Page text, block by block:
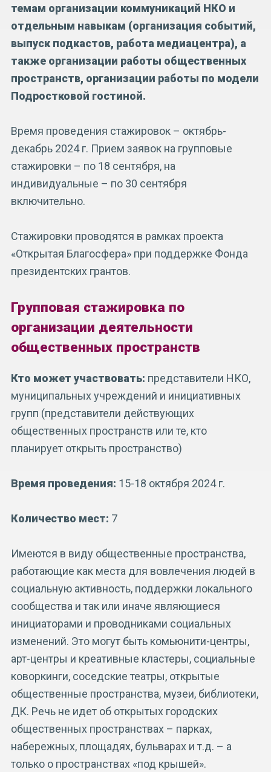
темам организации коммуникаций НКО и
отдельным навыкам (организация событий,
выпуск подкастов, работа медиацентра), а
также организации работы общественных
пространств, организации работы по модели
Подростковой гостиной.
Время проведения стажировок – октябрь-
декабрь 2024 г. Прием заявок на групповые
стажировки – по 18 сентября, на
индивидуальные – по 30 сентября
включительно.
Стажировки проводятся в рамках проекта
«Открытая Благосфера» при поддержке Фонда
президентских грантов.
Групповая стажировка по
организации деятельности
общественных пространств
Кто может участвовать: представители НКО,
муниципальных учреждений и инициативных
групп (представители действующих
общественных пространств или те, кто
планирует открыть пространство)
Время проведения: 15-18 октября 2024 г.
Количество мест: 7
Имеются в виду общественные пространства,
работающие как места для вовлечения людей в
социальную активность, поддержки локального
сообщества и так или иначе являющиеся
инициаторами и проводниками социальных
изменений. Это могут быть комьюнити-центры,
арт-центры и креативные кластеры, социальные
коворкинги, соседские театры, открытые
общественные пространства, музеи, библиотеки,
ДК. Речь не идет об открытых городских
общественных пространствах – парках,
набережных, площадях, бульварах и т.д. – а
только о пространствах «под крышей».